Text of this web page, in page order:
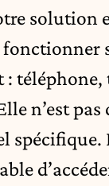
solution
fonctionner
: téléphone,
n’est pas
spécifique.